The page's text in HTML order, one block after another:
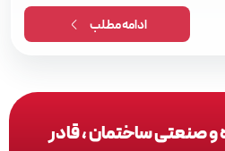
ادامه مطلب
و صنعتی ساختمان ، قادر